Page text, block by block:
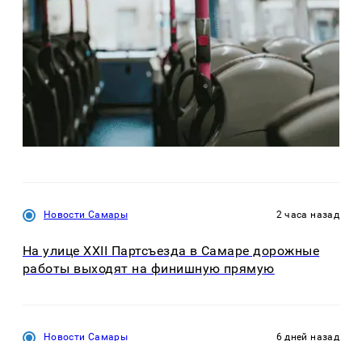
Новости Самары 2 часа назад
На улице XXII Партсъезда в Самаре дорожные
работы выходят на финишную прямую
Новости Самары 6 дней назад